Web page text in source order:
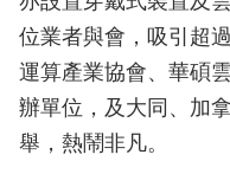
位業者與會，吸引超
運算產業協會、華碩
辦單位，及大同、加
舉，熱鬧非凡。